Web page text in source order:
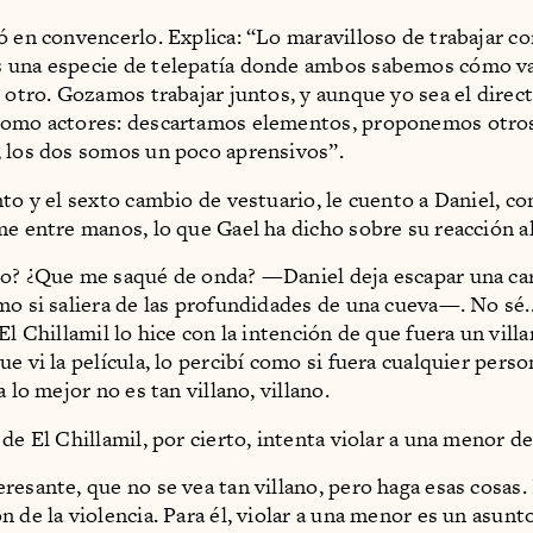
en convencerlo. Explica: “Lo maravilloso de trabajar
especie de telepatía donde ambos sabemos cómo
Gozamos trabajar juntos, y aunque yo sea el
actores: descartamos elementos, proponemos
dos somos un poco aprensivos”.
y el sexto cambio de vestuario, le cuento a Daniel,
entre manos, lo que Gael ha dicho sobre su reacción
¿Que me saqué de onda? —Daniel deja escapar una
si saliera de las profundidades de una cueva—. No
Chillamil lo hice con la intención de que fuera un
vi la película, lo percibí como si fuera cualquier
lo mejor no es tan villano, villano.
El Chillamil, por cierto, intenta violar a una menor
que no se vea tan villano, pero haga esas cosas.
de la violencia. Para él, violar a una menor es un